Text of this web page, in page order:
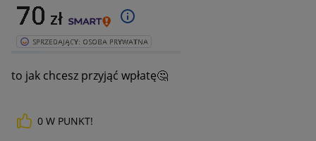
to jak chcesz przyjąć wpłatę🤔
0 W PUNKT!